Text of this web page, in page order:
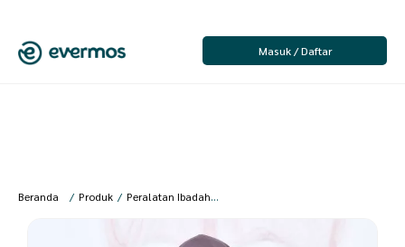
Masuk / Daftar
Beranda / Produk / Peralatan Ibadah /